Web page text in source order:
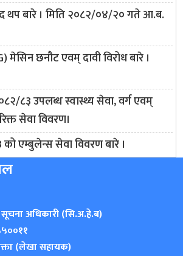
थप बारे । मिति २०८२/०४/२० गते आ.ब.
मेसिन छनौट एवम् दावी विरोध बारे ।
८३ उपलब्ध स्वास्थ्य सेवा, वर्ग एवम्
सेवा विवरण।
एम्बुलेन्स सेवा विवरण बारे ।
सूचना अधिकारी (सि.अ.हे.ब)
(लेखा सहायक)